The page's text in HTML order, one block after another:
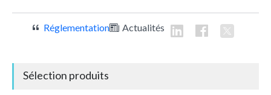
Réglementation Actualités
Sélection produits